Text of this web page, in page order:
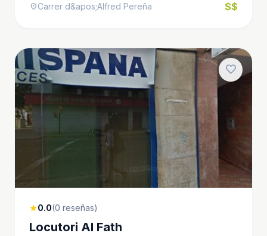
location_onCarrer d&apos;Alfred Pereña $$
favorite
star0.0(0 reseñas)
Locutori Al Fath